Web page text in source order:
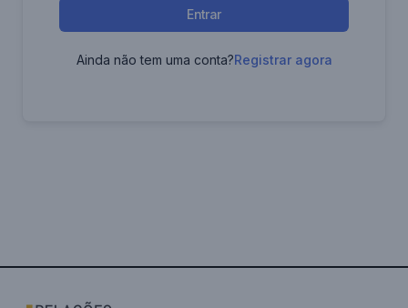
Entrar
Ainda não tem uma conta?Registrar agora